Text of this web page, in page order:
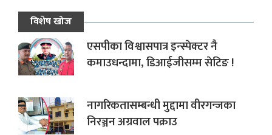
विशेष खोज
एसपीका विश्वासपात्र इन्स्पेक्टर नै
कमाउधन्दामा, डिआईजीसम्म सेटिङ !
नागरिकतासम्बन्धी मुद्दामा वीरगन्जका
निरञ्जन अग्रवाल पक्राउ